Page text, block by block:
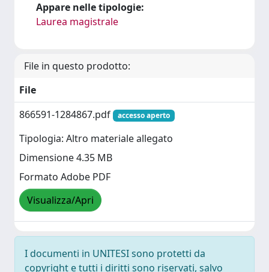
Appare nelle tipologie:
Laurea magistrale
File in questo prodotto:
File
866591-1284867.pdf
accesso aperto
Tipologia: Altro materiale allegato
Dimensione 4.35 MB
Formato Adobe PDF
Visualizza/Apri
I documenti in UNITESI sono protetti da
copyright e tutti i diritti sono riservati, salvo